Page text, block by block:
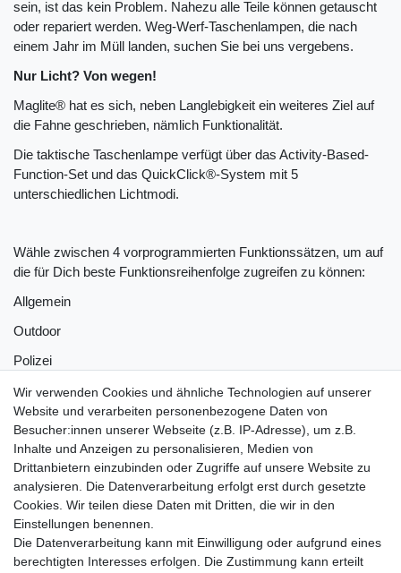
sein, ist das kein Problem. Nahezu alle Teile können getauscht
oder repariert werden. Weg-Werf-Taschenlampen, die nach
einem Jahr im Müll landen, suchen Sie bei uns vergebens.
Nur Licht? Von wegen!
Maglite® hat es sich, neben Langlebigkeit ein weiteres Ziel auf
die Fahne geschrieben, nämlich Funktionalität.
Die taktische Taschenlampe verfügt über das Activity-Based-
Function-Set und das QuickClick®-System mit 5
unterschiedlichen Lichtmodi.
Wähle zwischen 4 vorprogrammierten Funktionssätzen, um auf
die für Dich beste Funktionsreihenfolge zugreifen zu können:
Allgemein
Outdoor
Polizei
Taktisch
Mit dem QuickClick® System kannst Du innerhalb des
Funktionssatzes auf 3 von 5 verschiedenen Lichtprogrammen
wählen:
MOMENTAN (Momentary)
MAX. LEISTUNG (Full Power)
Wir verwenden Cookies und ähnliche Technologien auf unserer
Website und verarbeiten personenbezogene Daten von
Besucher:innen unserer Webseite (z.B. IP-Adresse), um z.B.
Inhalte und Anzeigen zu personalisieren, Medien von
Drittanbietern einzubinden oder Zugriffe auf unsere Website zu
analysieren. Die Datenverarbeitung erfolgt erst durch gesetzte
Cookies. Wir teilen diese Daten mit Dritten, die wir in den
Einstellungen benennen.
Die Datenverarbeitung kann mit Einwilligung oder aufgrund eines
berechtigten Interesses erfolgen. Die Zustimmung kann erteilt